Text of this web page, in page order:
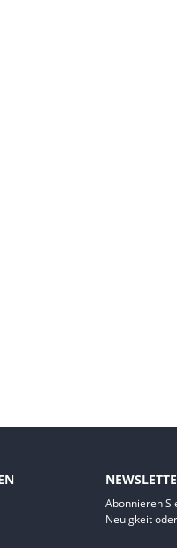
Abonnieren
Neuigkeit